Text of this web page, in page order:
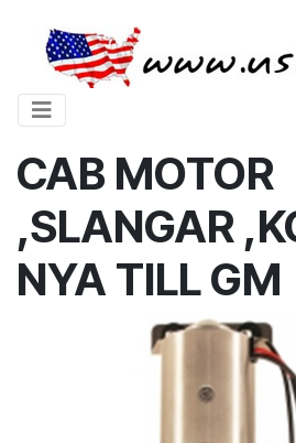
CAB MOTOR
,SLANGAR
NYA TILL GM